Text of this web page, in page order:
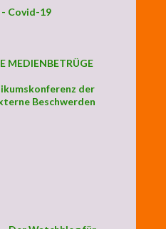
- Covid-19
MEDIENBETRÜGE
der
Beschwerden